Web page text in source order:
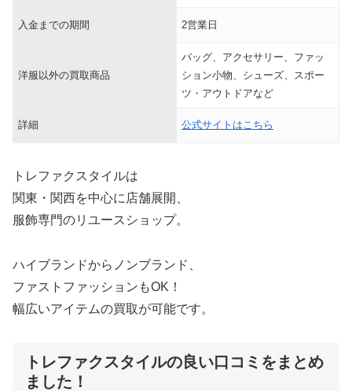
入金までの期間 2営業日
洋服以外の買取商品
バッグ、アクセサリー、ファッ
ション小物、シューズ、スポー
ツ・アウトドアなど
詳細 公式サイトはこちら
トレファクスタイルは
関東・関西を中心に店舗展開、
服飾専門のリユースショップ。
ハイブランドからノンブランド、
ファストファッションもOK！
幅広いアイテムの買取が可能です。
トレファクスタイルの良い口コミをまとめ
ました！